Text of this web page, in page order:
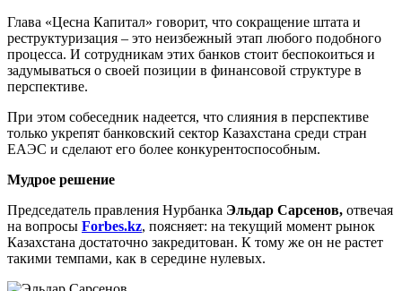
Глава «Цесна Капитал» говорит, что сокращение штата и
реструктуризация – это неизбежный этап любого подобного
процесса. И сотрудникам этих банков стоит беспокоиться и
задумываться о своей позиции в финансовой структуре в
перспективе.
При этом собеседник надеется, что слияния в перспективе
только укрепят банковский сектор Казахстана среди стран
ЕАЭС и сделают его более конкурентоспособным.
Мудрое решение
Председатель правления Нурбанка Эльдар Сарсенов, отвечая
на вопросы Forbes.kz, поясняет: на текущий момент рынок
Казахстана достаточно закредитован. К тому же он не растет
такими темпами, как в середине нулевых.